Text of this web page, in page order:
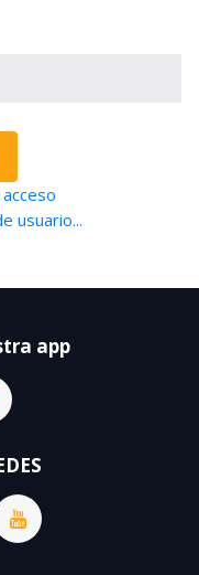
usuario...
app